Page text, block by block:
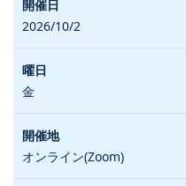
2026/10/2
金
オンライン(Zoom)